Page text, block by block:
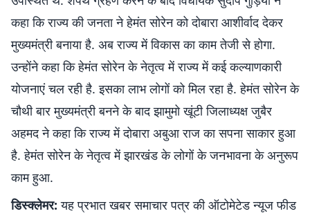
कहा कि राज्य की जनता ने हेमंत सोरेन को दोबारा आशीर्वाद देकर
मुख्यमंत्री बनाया है. अब राज्य में विकास का काम तेजी से होगा.
उन्होंने कहा कि हेमंत सोरेन के नेतृत्व में राज्य में कई कल्याणकारी
योजनाएं चल रही है. इसका लाभ लोगों को मिल रहा है. हेमंत सोरेन के
चौथी बार मुख्यमंत्री बनने के बाद झामुमो खूंटी जिलाध्यक्ष जुबैर
अहमद ने कहा कि राज्य में दोबारा अबुआ राज का सपना साकार हुआ
है. हेमंत सोरेन के नेतृत्व में झारखंड के लोगों के जनभावना के अनुरूप
काम हुआ.
डिस्क्लेमर: यह प्रभात खबर समाचार पत्र की ऑटोमेटेड न्यूज फीड